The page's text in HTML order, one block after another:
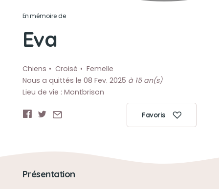
En mémoire de
Eva
Chiens Croisé
Femelle
Nous a quittés le 08 Fev. 2025 à 15 an(s)
Lieu de vie : Montbrison
Favoris
Présentation